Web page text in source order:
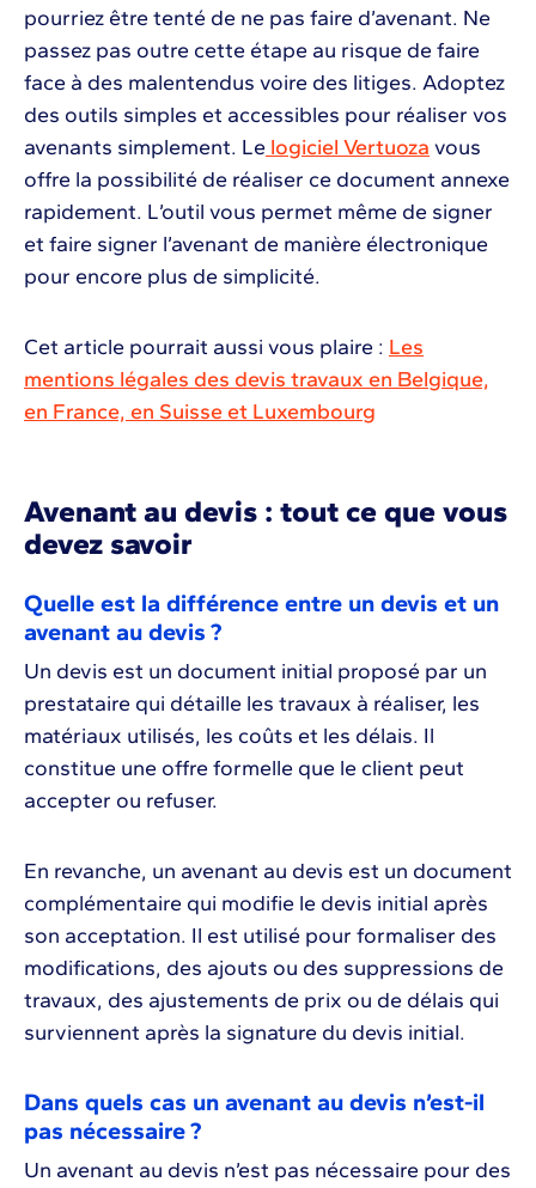
pourriez être tenté de ne pas faire d’avenant. Ne
passez pas outre cette étape au risque de faire
face à des malentendus voire des litiges. Adoptez
des outils simples et accessibles pour réaliser vos
avenants simplement. Le logiciel Vertuoza vous
offre la possibilité de réaliser ce document annexe
rapidement. L’outil vous permet même de signer
et faire signer l’avenant de manière électronique
pour encore plus de simplicité.
Cet article pourrait aussi vous plaire : Les
mentions légales des devis travaux en Belgique,
en France, en Suisse et Luxembourg
Avenant au devis : tout ce que vous
devez savoir
Quelle est la différence entre un devis et un
avenant au devis ?
Un devis est un document initial proposé par un
prestataire qui détaille les travaux à réaliser, les
matériaux utilisés, les coûts et les délais. Il
constitue une offre formelle que le client peut
accepter ou refuser.
En revanche, un avenant au devis est un document
complémentaire qui modifie le devis initial après
son acceptation. Il est utilisé pour formaliser des
modifications, des ajouts ou des suppressions de
travaux, des ajustements de prix ou de délais qui
surviennent après la signature du devis initial.
Dans quels cas un avenant au devis n’est-il
pas nécessaire ?
Un avenant au devis n’est pas nécessaire pour des